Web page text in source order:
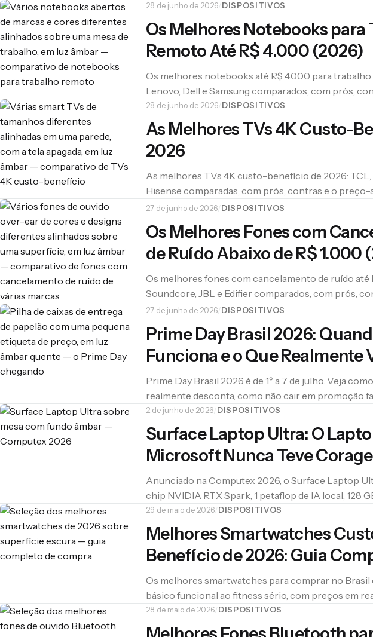
com preço real e análise.
28 de junho de 2026 DISPOSITIVOS
Os Melhores Notebooks para
Remoto Até R$ 4.000 (2026)
Os melhores notebooks até R$ 4.000 para
Lenovo, Dell e Samsung comparados, com prós,
alvo pro Prime Day.
28 de junho de 2026 DISPOSITIVOS
As Melhores TVs 4K Custo-
2026
As melhores TVs 4K custo-benefício de 2026: TCL,
Hisense comparadas, com prós, contras e o
Day.
27 de junho de 2026 DISPOSITIVOS
Os Melhores Fones com
de Ruído Abaixo de R$ 1.000
Os melhores fones com cancelamento de ruído até
Soundcore, JBL e Edifier comparados, com prós,
alvo pro Prime Day.
27 de junho de 2026 DISPOSITIVOS
Prime Day Brasil 2026:
Funciona e o Que Realmente
Prime Day Brasil 2026 é de 1º a 7 de julho. Veja
realmente desconta, como não cair em promoção
assinar o Prime.
2 de junho de 2026 DISPOSITIVOS
Surface Laptop Ultra: O
Microsoft Nunca Teve
Anunciado na Computex 2026, o Surface Laptop
chip NVIDIA RTX Spark, 1 petaflop de IA local, 128
unificada e CUDA nativo. A Apple finalmente tem
desenvolvedores de IA têm uma nova opção de peso.
29 de maio de 2026 DISPOSITIVOS
Melhores Smartwatches
Benefício de 2026: Guia
Os melhores smartwatches para comprar no
básico funcional ao fitness sério, com preços em
mais barato.
28 de maio de 2026 DISPOSITIVOS